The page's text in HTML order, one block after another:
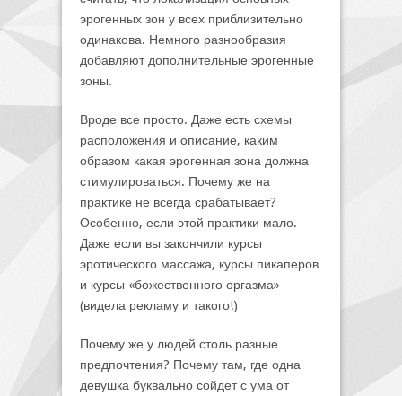
эрогенных зон у всех приблизительно
одинакова. Немного разнообразия
добавляют дополнительные эрогенные
зоны.
Вроде все просто. Даже есть схемы
расположения и описание, каким
образом какая эрогенная зона должна
стимулироваться. Почему же на
практике не всегда срабатывает?
Особенно, если этой практики мало.
Даже если вы закончили курсы
эротического массажа, курсы пикаперов
и курсы «божественного оргазма»
(видела рекламу и такого!)
Почему же у людей столь разные
предпочтения? Почему там, где одна
девушка буквально сойдет с ума от